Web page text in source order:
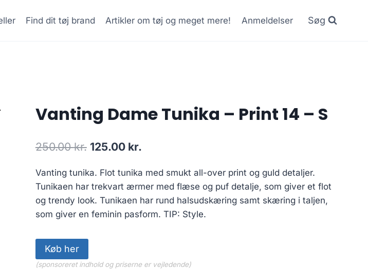
Find dit tøj brand Artikler om tøj og meget mere! Anmeldelser Søg
Vanting Dame Tunika – Print 14 – S
250.00kr. Original
was:
250.00 kr..
125.00 kr.
125.00 kr..
Vanting tunika. Flot tunika med smukt all-over print og guld detaljer.
Tunikaen har trekvart ærmer med flæse og puf detalje, som giver et flot
og trendy look. Tunikaen har rund halsudskæring samt skæring i taljen,
som giver en feminin pasform. TIP: Style.
Køb her
(sponsoreret indhold og priserne er vejledende)